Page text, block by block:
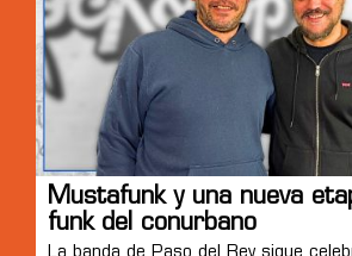
Mustafunk y una nueva
funk del conurbano